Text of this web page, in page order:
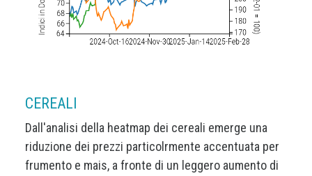
CEREALI
Dall'analisi della heatmap dei cereali emerge una
riduzione dei prezzi particolrmente accentuata per
frumento e mais, a fronte di un leggero aumento di